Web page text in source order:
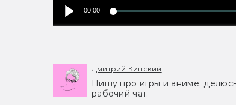
00:00
Дмитрий Кинский
Пишу про игры и аниме,
рабочий чат.